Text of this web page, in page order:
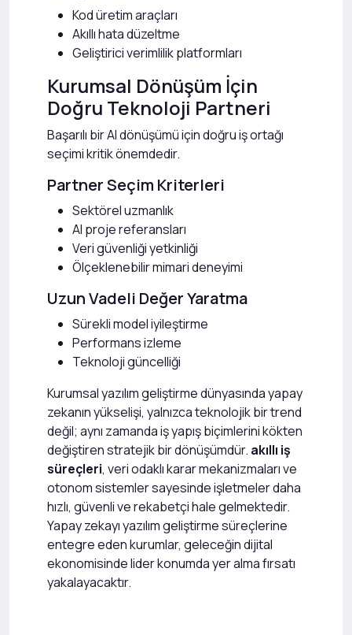
Kod üretim araçları
Akıllı hata düzeltme
Geliştirici verimlilik platformları
Kurumsal Dönüşüm İçin
Doğru Teknoloji Partneri
Başarılı bir AI dönüşümü için doğru iş ortağı
seçimi kritik önemdedir.
Partner Seçim Kriterleri
Sektörel uzmanlık
AI proje referansları
Veri güvenliği yetkinliği
Ölçeklenebilir mimari deneyimi
Uzun Vadeli Değer Yaratma
Sürekli model iyileştirme
Performans izleme
Teknoloji güncelliği
Kurumsal yazılım geliştirme dünyasında yapay
zekanın yükselişi, yalnızca teknolojik bir trend
değil; aynı zamanda iş yapış biçimlerini kökten
değiştiren stratejik bir dönüşümdür. akıllı iş
süreçleri, veri odaklı karar mekanizmaları ve
otonom sistemler sayesinde işletmeler daha
hızlı, güvenli ve rekabetçi hale gelmektedir.
Yapay zekayı yazılım geliştirme süreçlerine
entegre eden kurumlar, geleceğin dijital
ekonomisinde lider konumda yer alma fırsatı
yakalayacaktır.